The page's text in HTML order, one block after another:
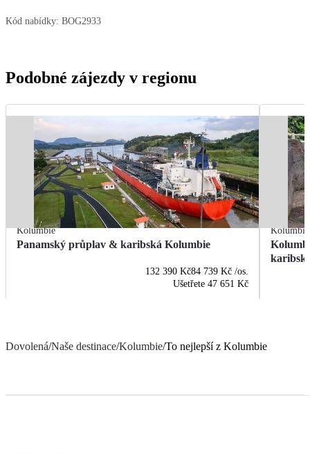
Kód nabídky: BOG2933
Podobné zájezdy v regionu
Kolumbie
Panamský průplav & karibská Kolumbie
132 390 Kč84 739 Kč /os.
Ušetřete 47 651 Kč
Kolumbie
Dovolená/Naše destinace/Kolumbie/To nejlepší z Kolumbie